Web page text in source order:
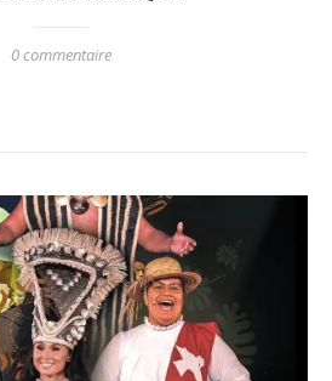
0 commentaire